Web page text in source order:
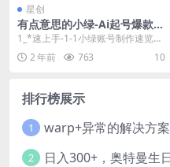
星创
有点意思的小绿-Ai起号爆款纲
要(视频课)AI制作流程全公
开，附带ai资料包
1_*速上手-1-1小绿账号制作速览与
Al起号的减法思维.mp4 2_*速上
手-...2 年前 763 10
排行榜展示
1 warp+异常的解决方案
2